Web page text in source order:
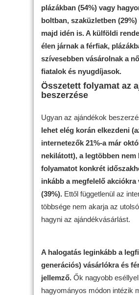
plázákban (54%) vagy
boltban, szaküzletben
majd idén is. A külföldi
élen járnak a férfiak,
szívesebben vásárolnak a
fiatalok és nyugdíjasok.
Összetett folyamat az
beszerzése
Ugyan az ajándékok
lehet elég korán elkezdeni
internetezők 21%-a már
nekilátott), a legtöbben nem
folyamatot konkrét
inkább a megfelelő akciókra
(39%). Ettől függetlenül az
többsége nem akarja az
hagyni az ajándékvásárlást.
A halogatás leginkább a
generációs) vásárlókra és
jellemző. Ők nagyobb eséllyel
hagyományos módon intézik